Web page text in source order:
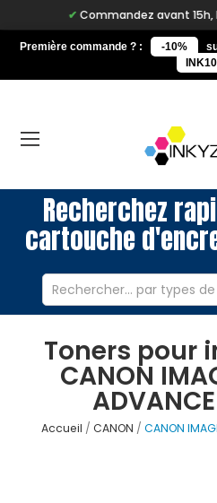
Commandez avant 15h,
Première commande ? : -10%
INK10
Recherchez
cartouche
Toners pour
CANON
Accueil CANON CANON